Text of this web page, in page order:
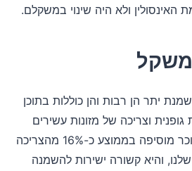
ולא היה שינוי במשקלם.
יתר הן רבות והן כוללות בתוכן
וצריכה של מזונות עשירים
בשומן וסוכר. צריכת הסוכר מוסיפה בממוצע כ-16% מהצריכה
והיא קשורה ישירות להשמנה